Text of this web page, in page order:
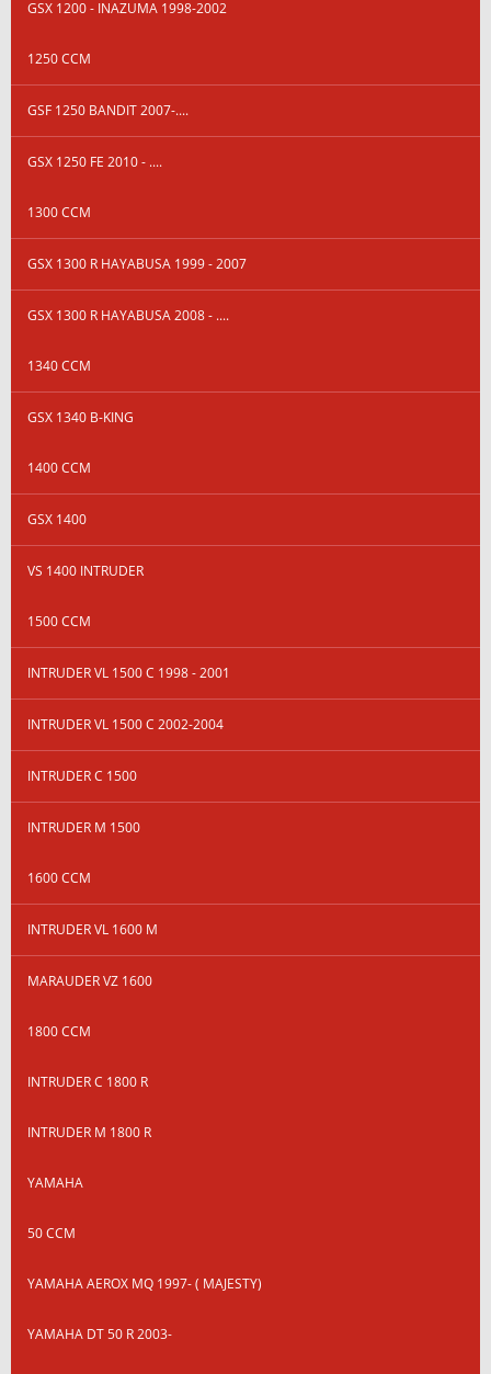
GSX 1200 - INAZUMA 1998-2002
1250 CCM
GSF 1250 BANDIT 2007-....
GSX 1250 FE 2010 - ....
1300 CCM
GSX 1300 R HAYABUSA 1999 - 2007
GSX 1300 R HAYABUSA 2008 - ....
1340 CCM
GSX 1340 B-KING
1400 CCM
GSX 1400
VS 1400 INTRUDER
1500 CCM
INTRUDER VL 1500 C 1998 - 2001
INTRUDER VL 1500 C 2002-2004
INTRUDER C 1500
INTRUDER M 1500
1600 CCM
INTRUDER VL 1600 M
MARAUDER VZ 1600
1800 CCM
INTRUDER C 1800 R
INTRUDER M 1800 R
YAMAHA
50 CCM
YAMAHA AEROX MQ 1997- ( MAJESTY)
YAMAHA DT 50 R 2003-